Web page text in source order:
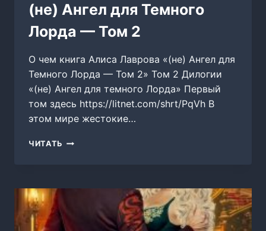
(не) Ангел для Темного
Лорда — Том 2
О чем книга Алиса Лаврова «(не) Ангел для
Темного Лорда — Том 2» Том 2 Дилогии
«(не) Ангел для темного Лорда» Первый
том здесь https://litnet.com/shrt/PqVh В
этом мире жестокие…
ЧИТАТЬ (НЕ)
ЛОРДА
2